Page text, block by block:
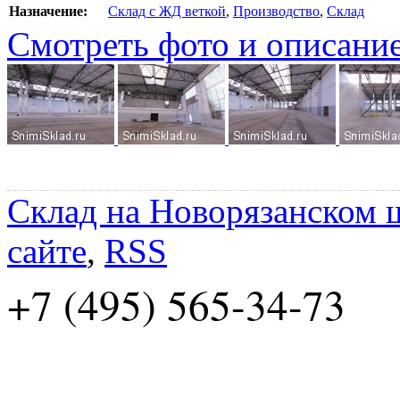
Назначение:
Склад с ЖД веткой, Производство, Склад
Смотреть фото и
Склад на Новорязанском
сайте, RSS
+7 (495) 565-34-73